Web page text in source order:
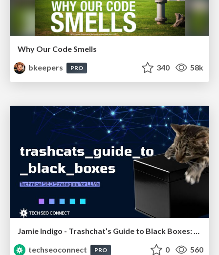
Why Our Code Smells
bkeepers
PRO 340 58k
Jamie Indigo - Trashchat’s Guide to Black Boxes: Technical SEO Tactics for LLMs
techseoconnect
PRO 0 560